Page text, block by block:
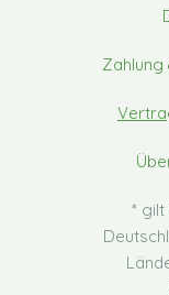
Zahlung
* gilt